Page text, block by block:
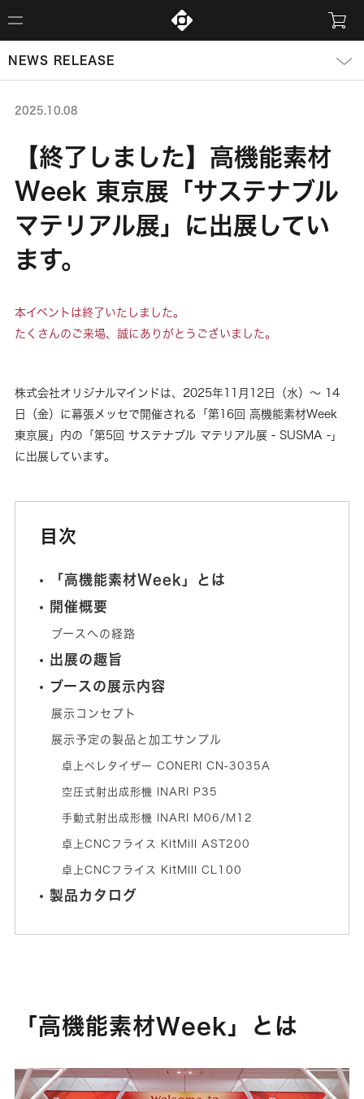
NEWS RELEASE
2025.10.08
【終了しました】高機能素材
Week 東京展「サステナブル
マテリアル展」に出展してい
ます。
本イベントは終了いたしました。
たくさんのご来場、誠にありがとうございました。
株式会社オリジナルマインドは、2025年11月12日（水）～ 14
日（金）に幕張メッセで開催される「第16回 高機能素材Week
東京展」内の「第5回 サステナブル マテリアル展 - SUSMA -」
に出展しています。
目次
「高機能素材Week」とは
開催概要
ブースへの経路
出展の趣旨
ブースの展示内容
展示コンセプト
展示予定の製品と加工サンプル
卓上ペレタイザー CONERI CN-3035A
空圧式射出成形機 INARI P35
手動式射出成形機 INARI M06/M12
卓上CNCフライス KitMill AST200
卓上CNCフライス KitMill CL100
製品カタログ
「高機能素材Week」とは